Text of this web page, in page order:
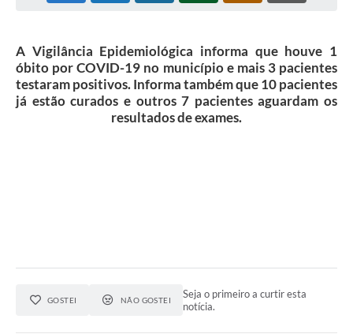
A Vigilância Epidemiológica informa que houve 1
óbito por COVID-19 no município e mais 3 pacientes
testaram positivos. Informa também que 10 pacientes
já estão curados e outros 7 pacientes aguardam os
resultados de exames.
GOSTEI NÃO GOSTEI
Seja o primeiro a curtir esta
notícia.